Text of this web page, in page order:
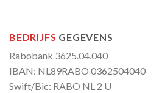
BEDRIJFS GEGEVENS
Rabobank 3625.04.040
IBAN: NL89RABO 0362504040
Swift/Bic: RABO NL 2 U